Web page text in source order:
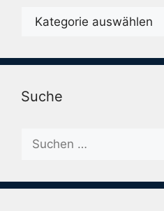
Karegorien
Suche
Suche
nach: